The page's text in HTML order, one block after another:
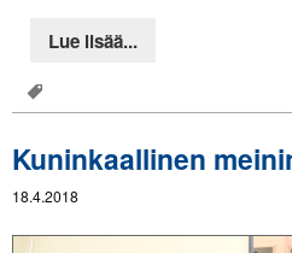
Lue lisää...
Kuninkaallinen
18.4.2018